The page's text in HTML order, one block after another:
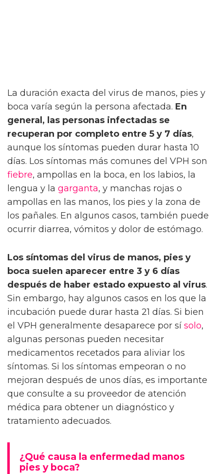
La duración exacta del virus de manos, pies y
boca varía según la persona afectada. En
general, las personas infectadas se
recuperan por completo entre 5 y 7 días,
aunque los síntomas pueden durar hasta 10
días. Los síntomas más comunes del VPH son
fiebre, ampollas en la boca, en los labios, la
lengua y la garganta, y manchas rojas o
ampollas en las manos, los pies y la zona de
los pañales. En algunos casos, también puede
ocurrir diarrea, vómitos y dolor de estómago.
Los síntomas del virus de manos, pies y
boca suelen aparecer entre 3 y 6 días
después de haber estado expuesto al virus.
Sin embargo, hay algunos casos en los que la
incubación puede durar hasta 21 días. Si bien
el VPH generalmente desaparece por sí solo,
algunas personas pueden necesitar
medicamentos recetados para aliviar los
síntomas. Si los síntomas empeoran o no
mejoran después de unos días, es importante
que consulte a su proveedor de atención
médica para obtener un diagnóstico y
tratamiento adecuados.
¿Qué causa la enfermedad manos
pies y boca?